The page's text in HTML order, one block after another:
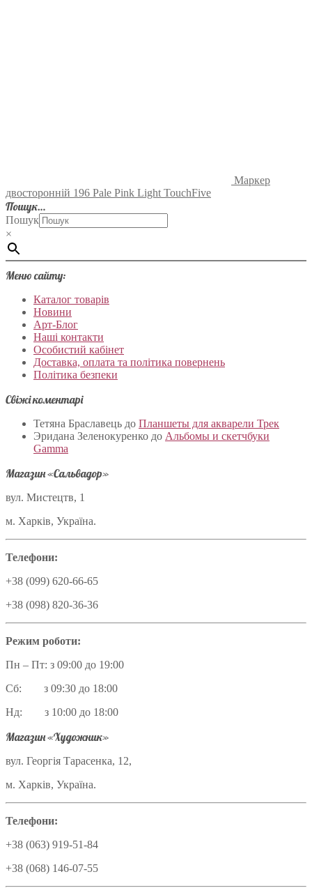
Маркер
двосторонній 196 Pale Pink Light TouchFive
Пошук…
Пошук
×
Меню сайту:
Каталог товарів
Новини
Арт-Блог
Наші контакти
Особистий кабінет
Доставка, оплата та політика повернень
Політика безпеки
Свіжі коментарі
Тетяна Браславець до Планшеты для акварели Трек
Эридана Зеленокуренко до Альбомы и скетчбуки
Gamma
Магазин «Сальвадор»
вул. Мистецтв, 1
м. Харків, Україна.
Телефони:
+38 (099) 620-66-65
+38 (098) 820-36-36
Режим роботи:
Пн – Пт: з 09:00 до 19:00
Сб: з 09:30 до 18:00
Нд: з 10:00 до 18:00
Магазин «Художник»
вул. Георгія Тарасенка, 12,
м. Харків, Україна.
Телефони:
+38 (063) 919-51-84
+38 (068) 146-07-55